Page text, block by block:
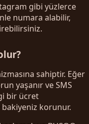
gibi yüzlerce
numara alabilir,
sahiptir. Eğer
yaşanır ve SMS
bir ücret
korunur.